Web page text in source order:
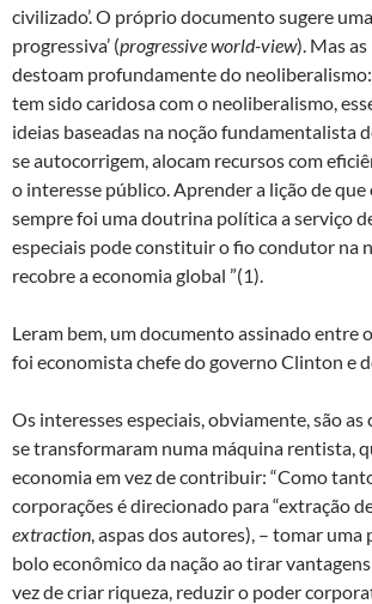
civilizado’. O próprio documento sugere
progressiva’ (progressive world-view). Mas
destoam profundamente do
tem sido caridosa com o neoliberalismo,
ideias baseadas na noção fundamentalista
se autocorrigem, alocam recursos com
o interesse público. Aprender a lição de
sempre foi uma doutrina política a serviço
especiais pode constituir o fio condutor na
recobre a economia global ”(1).
Leram bem, um documento assinado entre
foi economista chefe do governo Clinton e
Os interesses especiais, obviamente, são as
se transformaram numa máquina rentista,
economia em vez de contribuir: “Como
corporações é direcionado para “extração
extraction, aspas dos autores), – tomar
bolo econômico da nação ao tirar
vez de criar riqueza, reduzir o poder